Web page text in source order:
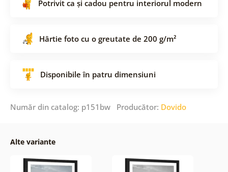
Potrivit ca și cadou pentru interiorul modern
Hârtie foto cu o greutate de 200 g/m²
Disponibile în patru dimensiuni
Număr din catalog: p151bw Producător: Dovido
Alte variante